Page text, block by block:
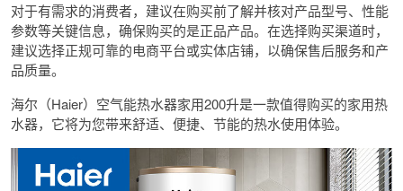
对于有需求的消费者，建议在购买前了解并核对产品型号、性能
参数等关键信息，确保购买的是正品产品。在选择购买渠道时，
建议选择正规可靠的电商平台或实体店铺，以确保售后服务和产
品质量。
海尔（Haier）空气能热水器家用200升是一款值得购买的家用热
水器，它将为您带来舒适、便捷、节能的热水使用体验。